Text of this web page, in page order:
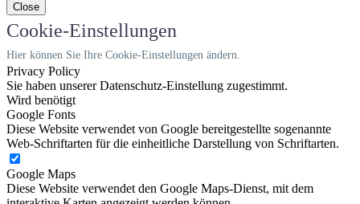
Close
Cookie-Einstellungen
Hier können Sie Ihre Cookie-Einstellungen ändern.
Privacy Policy
Sie haben unserer Datenschutz-Einstellung zugestimmt.
Wird benötigt
Google Fonts
Diese Website verwendet von Google bereitgestellte sogenannte
Web-Schriftarten für die einheitliche Darstellung von Schriftarten.
Google Maps
Diese Website verwendet den Google Maps-Dienst, mit dem